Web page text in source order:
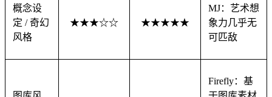
概念设
定 / 奇幻
风格
★★★☆☆ ★★★★★
MJ：艺术想
象力几乎无
可匹敌
Firefly：基